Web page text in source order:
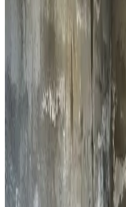
Lejlighedsventilation